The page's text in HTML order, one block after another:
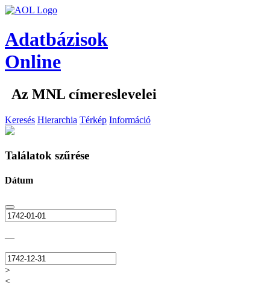
Adatbázisok
Online
Az MNL címereslevelei
Keresés Hierarchia Térkép Információ
Találatok szűrése
Dátum
—
>
<